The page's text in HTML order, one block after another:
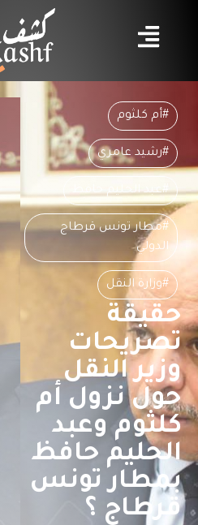
#أم كلثوم
#رشيد عامري
#عبد الحليم حافظ
#مطار تونس قرطاج
الدولي
#وزارة النقل
حقيقة
تصريحات
وزير النقل
حول نزول أم
كلثوم وعبد
الحليم حافظ
بمطار تونس
قرطاج ؟